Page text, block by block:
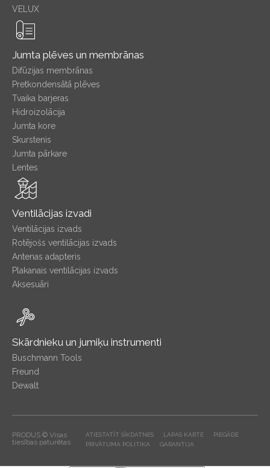
VELUX
Jumta plēves un membrānas
Difūzijas membrānas
Pretkondensātā plēves
Tvaika barjeras
Hidroizolācija
Jumta kore
Skurstenis
Jumta pārkare
Lentes
Ventilācijas izvadi
Ventilācijas izvads
Rotējošs ventilācijas izvads
Antenas adapteris
Plakanais ventilācijas izvads
Aksesuāri
Skārdnieku un jumiķu instrumenti
Buschmann Tools
Freund
Dewalt
PRODUS © Visas
tiesības paturētas
ATIESTATĪT SĪKDATNES LAPAS KARTE
PIEGĀDE
PRIVĀTUMA POLITIKA
GARANTIJA